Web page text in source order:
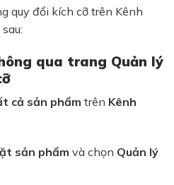
quy đổi kích cỡ trên Kênh
qua trang Quản lý
cả sản phẩm trên Kênh
sản phẩm và chọn Quản lý